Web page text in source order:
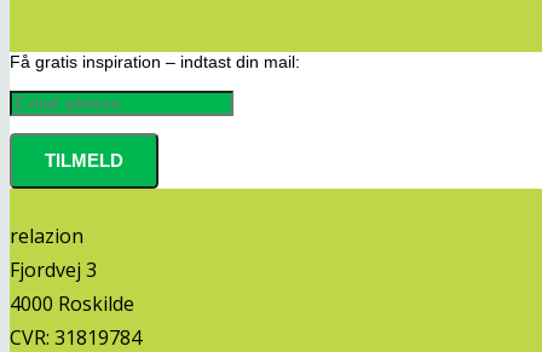
Få gratis inspiration – indtast din mail:
relazion
Fjordvej 3
4000 Roskilde
CVR: 31819784